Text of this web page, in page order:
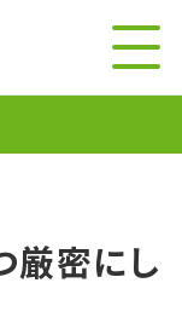
厳密にし